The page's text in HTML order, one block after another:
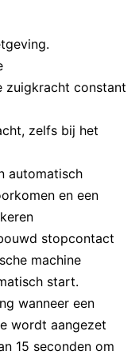
zuigkracht constant
zelfs bij het
automatisch
en een
stopcontact
machine
start.
wanneer een
wordt aangezet
15 seconden om